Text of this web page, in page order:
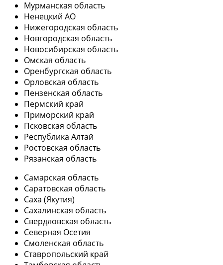
Мурманская область
Ненецкий АО
Нижегородская область
Новгородская область
Новосибирская область
Омская область
Оренбургская область
Орловская область
Пензенская область
Пермский край
Приморский край
Псковская область
Республика Алтай
Ростовская область
Рязанская область
Самарская область
Саратовская область
Саха (Якутия)
Сахалинская область
Свердловская область
Северная Осетия
Смоленская область
Ставропольский край